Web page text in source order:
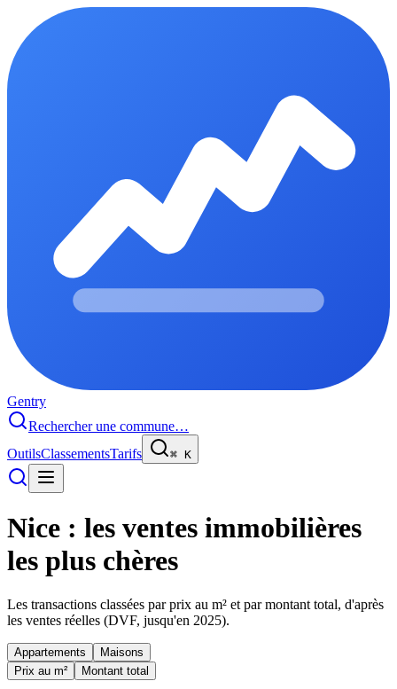
Gentry
Rechercher une commune…
OutilsClassementsTarifs ⌘ K
Nice : les ventes immobilières
les plus chères
Les transactions classées par prix au m² et par montant total, d'après
les ventes réelles (DVF, jusqu'en 2025).
Appartements
Maisons
Prix au m²
Montant total